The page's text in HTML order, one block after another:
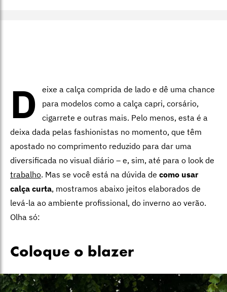
D
eixe a calça comprida de lado e dê uma chance
para modelos como a calça capri, corsário,
cigarrete e outras mais. Pelo menos, esta é a
deixa dada pelas fashionistas no momento, que têm
apostado no comprimento reduzido para dar uma
diversificada no visual diário – e, sim, até para o look de
trabalho. Mas se você está na dúvida de como usar
calça curta, mostramos abaixo jeitos elaborados de
levá-la ao ambiente profissional, do inverno ao verão.
Olha só:
Coloque o blazer